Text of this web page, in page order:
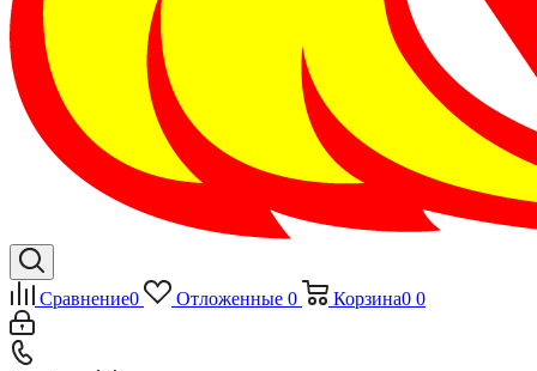
Сравнение0 Отложенные 0 Корзина0 0